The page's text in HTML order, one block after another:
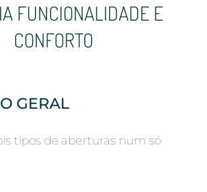
FUNCIONALIDADE E
CONFORTO
GERAL
tipos de aberturas num só